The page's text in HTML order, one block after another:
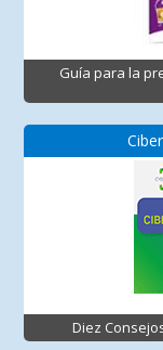
Guía para la
Diez